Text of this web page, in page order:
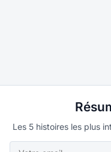
Les 5 histoires les plus